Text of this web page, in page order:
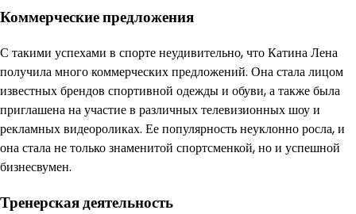
Коммерческие предложения
С такими успехами в спорте неудивительно, что Катина Лена
получила много коммерческих предложений. Она стала лицом
известных брендов спортивной одежды и обуви, а также была
приглашена на участие в различных телевизионных шоу и
рекламных видеороликах. Ее популярность неуклонно росла, и
она стала не только знаменитой спортсменкой, но и успешной
бизнесвумен.
Тренерская деятельность